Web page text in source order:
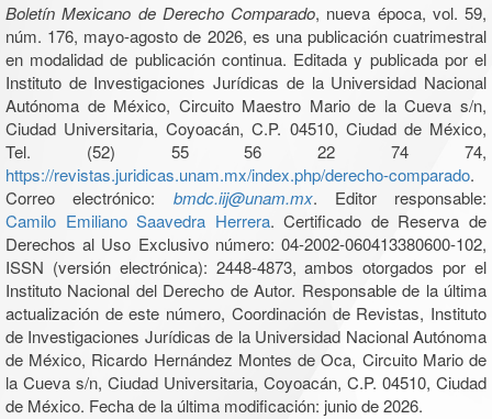
Boletín Mexicano de Derecho Comparado, nueva época, vol. 59,
núm. 176, mayo-agosto de 2026, es una publicación cuatrimestral
en modalidad de publicación continua. Editada y publicada por el
Instituto de Investigaciones Jurídicas de la Universidad Nacional
Autónoma de México, Circuito Maestro Mario de la Cueva s/n,
Ciudad Universitaria, Coyoacán, C.P. 04510, Ciudad de México,
Tel. (52) 55 56 22 74 74,
https://revistas.juridicas.unam.mx/index.php/derecho-comparado.
Correo electrónico: bmdc.iij@unam.mx. Editor responsable:
Camilo Emiliano Saavedra Herrera. Certificado de Reserva de
Derechos al Uso Exclusivo número: 04-2002-060413380600-102,
ISSN (versión electrónica): 2448-4873, ambos otorgados por el
Instituto Nacional del Derecho de Autor. Responsable de la última
actualización de este número, Coordinación de Revistas, Instituto
de Investigaciones Jurídicas de la Universidad Nacional Autónoma
de México, Ricardo Hernández Montes de Oca, Circuito Mario de
la Cueva s/n, Ciudad Universitaria, Coyoacán, C.P. 04510, Ciudad
de México. Fecha de la última modificación: junio de 2026.